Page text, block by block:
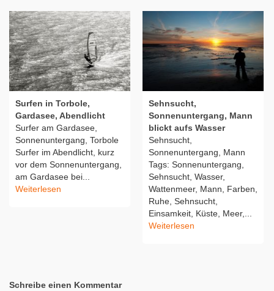
Surfen in Torbole,
Gardasee, Abendlicht
Surfer am Gardasee,
Sonnenuntergang, Torbole
Surfer im Abendlicht, kurz
vor dem Sonnenuntergang,
am Gardasee bei...
Weiterlesen
Sehnsucht,
Sonnenuntergang, Mann
blickt aufs Wasser
Sehnsucht,
Sonnenuntergang, Mann
Tags: Sonnenuntergang,
Sehnsucht, Wasser,
Wattenmeer, Mann, Farben,
Ruhe, Sehnsucht,
Einsamkeit, Küste, Meer,...
Weiterlesen
Schreibe einen Kommentar